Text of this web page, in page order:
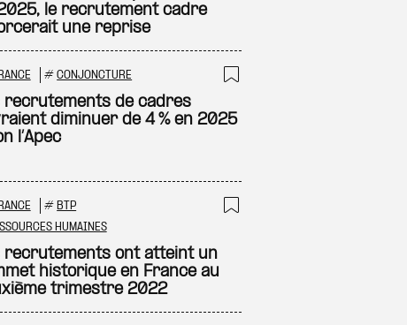
le recrutement cadre
une reprise
à ma sélection
#CONJONCTURE
recrutements de cadres
diminuer de 4 % en 2025
l’Apec
à ma sélection
#BTP
HUMAINES
recrutements ont atteint un
historique en France au
trimestre 2022